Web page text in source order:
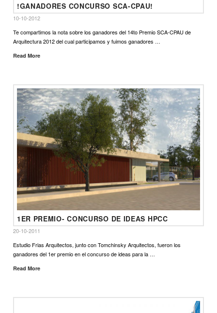
!GANADORES CONCURSO SCA-CPAU!
10-10-2012
Te compartimos la nota sobre los ganadores del 14to Premio SCA-CPAU de
Arquitectura 2012 del cual participamos y fuimos ganadores …
Read More
1ER PREMIO- CONCURSO DE IDEAS HPCC
20-10-2011
Estudio Frias Arquitectos, junto con Tomchinsky Arquitectos, fueron los
ganadores del 1er premio en el concurso de ideas para la …
Read More